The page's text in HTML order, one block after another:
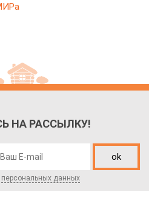
НА РАССЫЛКУ!
ok
персональных данных